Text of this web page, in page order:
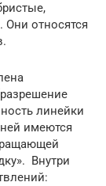
Они относятся
линейки
имеются
Внутри